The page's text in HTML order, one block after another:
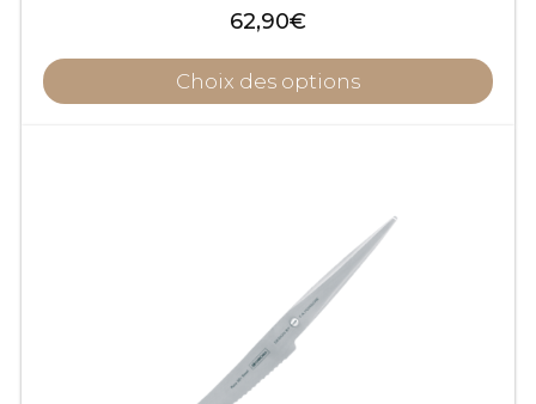
62,90€
Choix des options